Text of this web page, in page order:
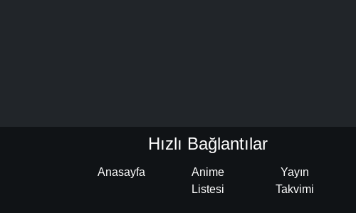
Hızlı Bağlantılar
Anasayfa
Anime
Listesi
Yayın
Takvimi